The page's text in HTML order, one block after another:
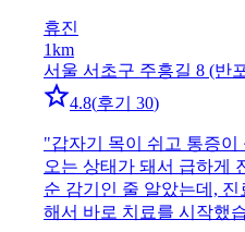
휴진
1km
서울 서초구 주흥길 8 (반
4.8(후기 30)
"갑자기 목이 쉬고 통증
오는 상태가 돼서 급하게
순 감기인 줄 알았는데,
해서 바로 치료를 시작했